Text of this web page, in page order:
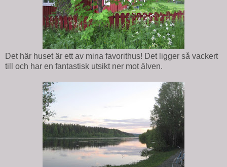
Det här huset är ett av mina favorithus! Det ligger så vackert
till och har en fantastisk utsikt ner mot älven.